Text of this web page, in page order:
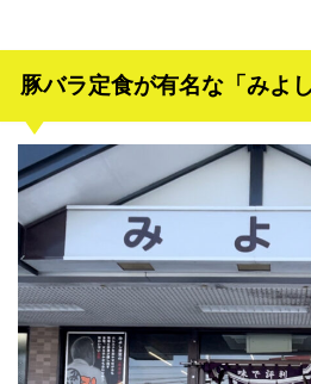
豚バラ定食が有名な「みよし